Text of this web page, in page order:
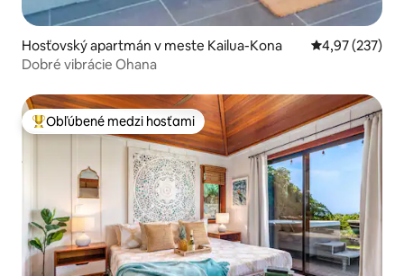
Hosťovský apartmán v meste Kailua-Kona Priemerné
4,97 (237)
Dobré vibrácie Ohana
Najobľúbenejšie medzi hosťami
Obľúbené medzi hosťami